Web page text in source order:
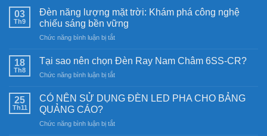
03
Th9
Đèn năng lượng mặt trời: Khám phá công nghệ
chiếu sáng bền vững
Chức năng bình luận bị tắtở
năng
mặt
Khám
nghệ
18
Th8
Tại sao nên chọn Đèn Ray Nam Châm 6SS-CR?
Chức năng bình luận bị tắtở
sao
Đèn
25
Th11
CÓ NÊN SỬ DỤNG ĐÈN LED PHA CHO BẢNG
QUẢNG CÁO?
Chức năng bình luận bị tắtở